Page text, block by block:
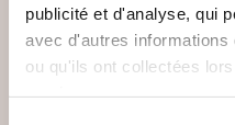
publicité et d'analyse, qui
avec d'autres
ou qu'ils ont collectées
PAIEMENT
Remises quantités